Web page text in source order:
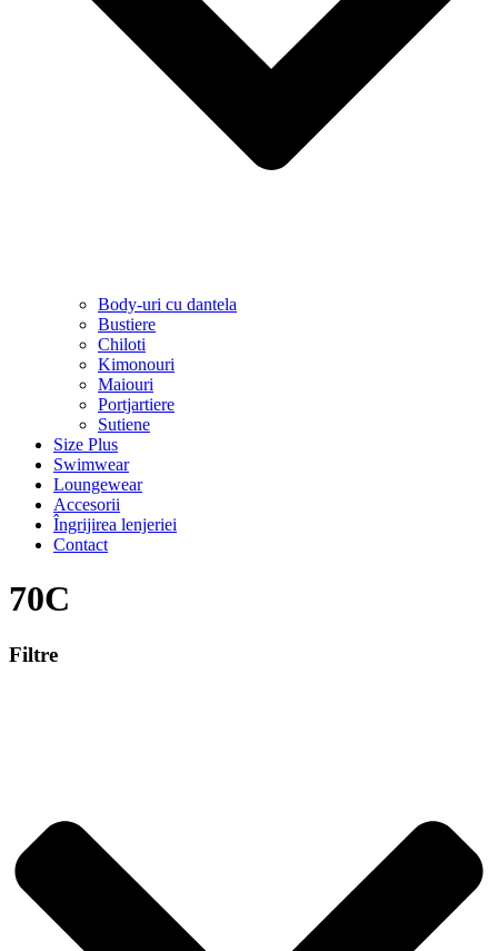
Body-uri cu dantela
Bustiere
Chiloti
Kimonouri
Maiouri
Portjartiere
Sutiene
Size Plus
Swimwear
Loungewear
Accesorii
Îngrijirea lenjeriei
Contact
70C
Filtre